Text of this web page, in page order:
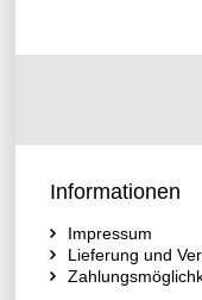
Informationen
Impressum
Lieferung und